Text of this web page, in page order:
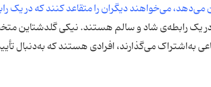
می‌خواهند دیگران را متقاعد کنند که در یک
در یک رابطه‌ی شاد و سالم هستند. نیکی گلدشتاین
به‌اشتراک می‌گذارند، افرادی هستند که به‌دنبال